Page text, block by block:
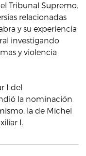
Tribunal Supremo.
relacionadas
y su experiencia
investigando
y violencia
I del
la nominación
la de Michel
I.